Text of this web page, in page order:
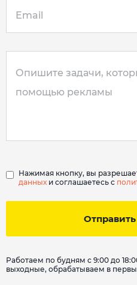
Отправить
Нажимая кнопку, вы
данных и соглашаетесь с
Работаем по будням с 9:00 до
выходные, обрабатываем в